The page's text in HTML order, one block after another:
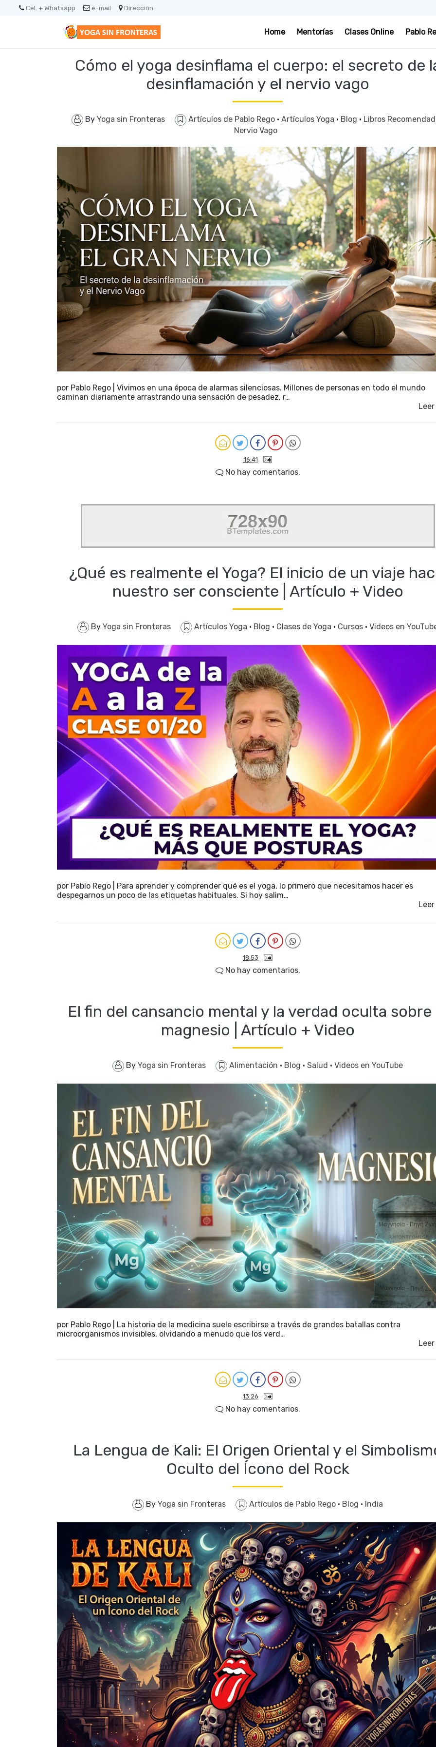
Cel. + Whatsapp e-mail Dirección
Home Mentorías Clases Online Pablo
Cómo el yoga desinflama el cuerpo: el secreto de
desinflamación y el nervio vago
By Yoga sin Fronteras Artículos de Pablo Rego · Artículos Yoga · Blog · Libros
Nervio Vago
por Pablo Rego | Vivimos en una época de alarmas silenciosas. Millones de personas en todo el mundo
caminan diariamente arrastrando una sensación de pesadez, r…
16:41
No hay comentarios.
¿Qué es realmente el Yoga? El inicio de un viaje
nuestro ser consciente | Artículo + Video
By Yoga sin Fronteras Artículos Yoga · Blog · Clases de Yoga · Cursos · Videos en
por Pablo Rego | Para aprender y comprender qué es el yoga, lo primero que necesitamos hacer es
despegarnos un poco de las etiquetas habituales. Si hoy salim…
18:53
No hay comentarios.
El fin del cansancio mental y la verdad oculta sobre
magnesio | Artículo + Video
By Yoga sin Fronteras Alimentación · Blog · Salud · Videos en YouTube
por Pablo Rego | La historia de la medicina suele escribirse a través de grandes batallas contra
microorganismos invisibles, olvidando a menudo que los verd…
13:26
No hay comentarios.
La Lengua de Kali: El Origen Oriental y el
Oculto del Ícono del Rock
By Yoga sin Fronteras Artículos de Pablo Rego · Blog · India